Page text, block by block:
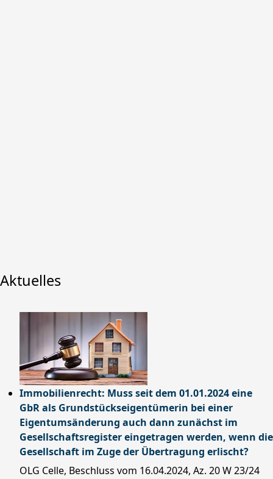
Aktuelles
Immobilienrecht: Muss seit dem 01.01.2024 eine
GbR als Grundstückseigentümerin bei einer
Eigentumsänderung auch dann zunächst im
Gesellschaftsregister eingetragen werden, wenn die
Gesellschaft im Zuge der Übertragung erlischt?
OLG Celle, Beschluss vom 16.04.2024, Az. 20 W 23/24